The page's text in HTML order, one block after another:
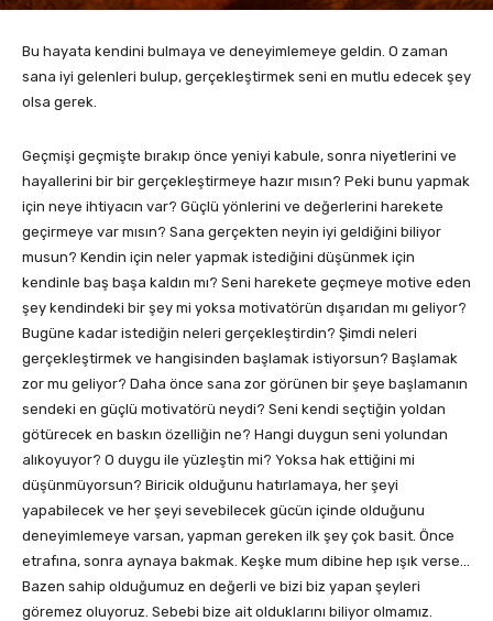
Bu hayata kendini bulmaya ve deneyimlemeye geldin. O zaman
sana iyi gelenleri bulup, gerçekleştirmek seni en mutlu edecek şey
olsa gerek.
Geçmişi geçmişte bırakıp önce yeniyi kabule, sonra niyetlerini ve
hayallerini bir bir gerçekleştirmeye hazır mısın? Peki bunu yapmak
için neye ihtiyacın var? Güçlü yönlerini ve değerlerini harekete
geçirmeye var mısın? Sana gerçekten neyin iyi geldiğini biliyor
musun? Kendin için neler yapmak istediğini düşünmek için
kendinle baş başa kaldın mı? Seni harekete geçmeye motive eden
şey kendindeki bir şey mi yoksa motivatörün dışarıdan mı geliyor?
Bugüne kadar istediğin neleri gerçekleştirdin? Şimdi neleri
gerçekleştirmek ve hangisinden başlamak istiyorsun? Başlamak
zor mu geliyor? Daha önce sana zor görünen bir şeye başlamanın
sendeki en güçlü motivatörü neydi? Seni kendi seçtiğin yoldan
götürecek en baskın özelliğin ne? Hangi duygun seni yolundan
alıkoyuyor? O duygu ile yüzleştin mi? Yoksa hak ettiğini mi
düşünmüyorsun? Biricik olduğunu hatırlamaya, her şeyi
yapabilecek ve her şeyi sevebilecek gücün içinde olduğunu
deneyimlemeye varsan, yapman gereken ilk şey çok basit. Önce
etrafına, sonra aynaya bakmak. Keşke mum dibine hep ışık verse…
Bazen sahip olduğumuz en değerli ve bizi biz yapan şeyleri
göremez oluyoruz. Sebebi bize ait olduklarını biliyor olmamız.